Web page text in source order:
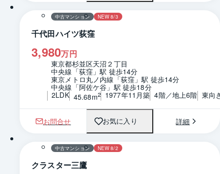
中古マンション NEW 8/3
千代田ハイツ荻窪
3,980万円
東京都杉並区天沼２丁目
中央線「荻窪」駅 徒歩14分
東京メトロ丸ノ内線「荻窪」駅 徒歩14分
中央線「阿佐ケ谷」駅 徒歩18分
2LDK 45.68m2 1977年11月築 4階／地上6階 東向
お問合せ お気に入り 詳細
1 / 0 間取り
中古マンション NEW 8/2
クラスター三鷹